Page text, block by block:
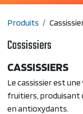
Produits
Cassissiers
CASSISSIERS
Le cassissier est
fruitiers, produisant
en antioxydants.